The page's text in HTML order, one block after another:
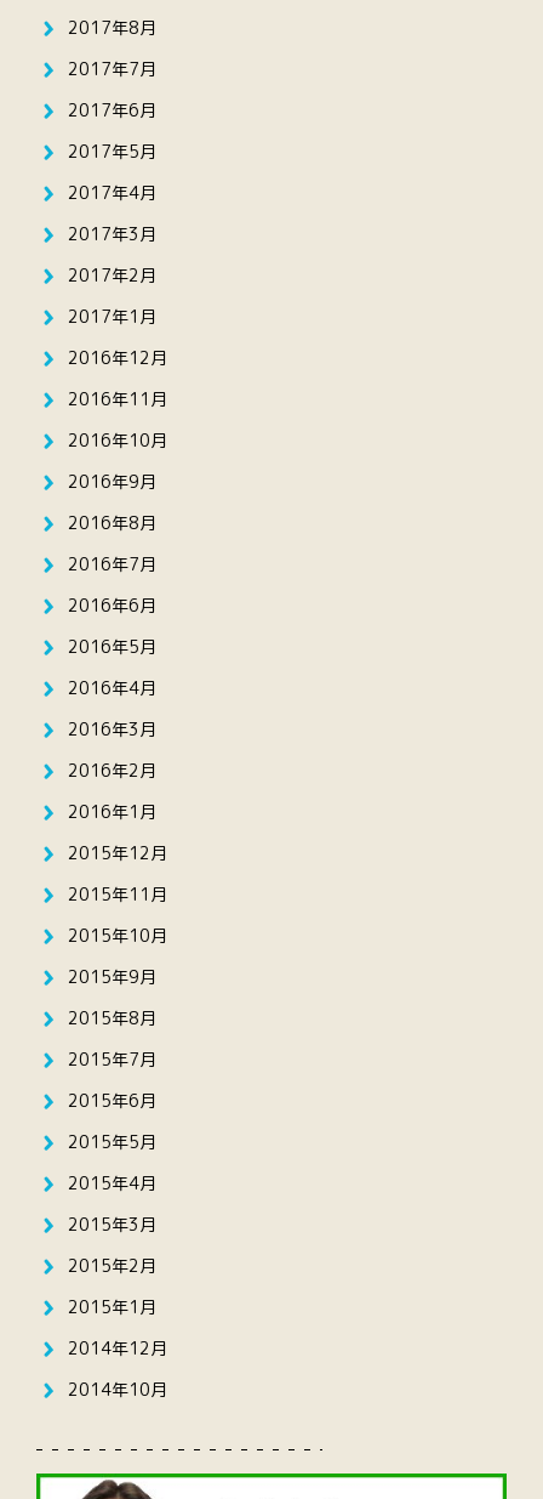
2017年8月
2017年7月
2017年6月
2017年5月
2017年4月
2017年3月
2017年2月
2017年1月
2016年12月
2016年11月
2016年10月
2016年9月
2016年8月
2016年7月
2016年6月
2016年5月
2016年4月
2016年3月
2016年2月
2016年1月
2015年12月
2015年11月
2015年10月
2015年9月
2015年8月
2015年7月
2015年6月
2015年5月
2015年4月
2015年3月
2015年2月
2015年1月
2014年12月
2014年10月